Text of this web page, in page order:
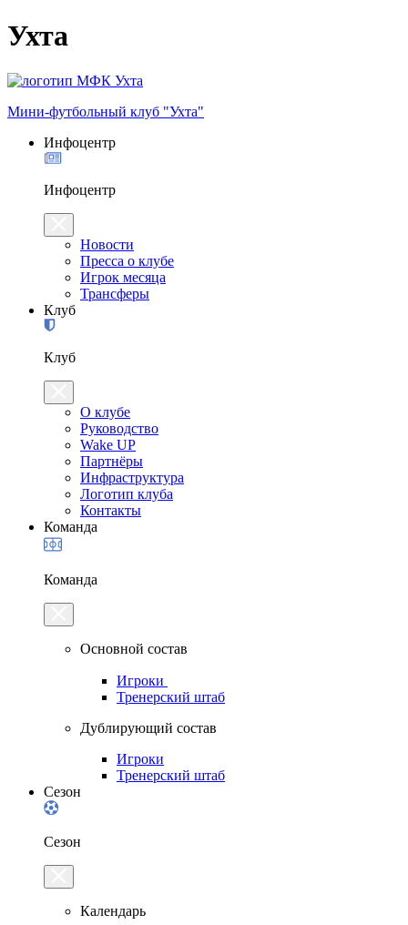
Ухта
Мини-футбольный клуб "Ухта"
Инфоцентр
Инфоцентр
Новости
Пресса о клубе
Игрок месяца
Трансферы
Клуб
Клуб
О клубе
Руководство
Wake UP
Партнёры
Инфраструктура
Логотип клуба
Контакты
Команда
Команда
Основной состав
Игроки
Тренерский штаб
Дублирующий состав
Игроки
Тренерский штаб
Сезон
Сезон
Календарь